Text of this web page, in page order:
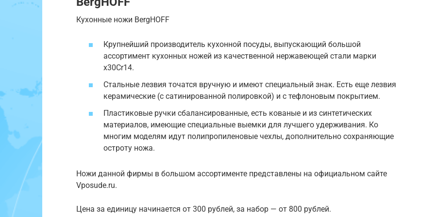
Кухонные ножи BergHOFF
Крупнейший производитель кухонной посуды, выпускающий большой
ассортимент кухонных ножей из качественной нержавеющей стали марки
x30Cr14.
Стальные лезвия точатся вручную и имеют специальный знак. Есть еще лезвия
керамические (с сатинированной полировкой) и с тефлоновым покрытием.
Пластиковые ручки сбалансированные, есть кованые и из синтетических
материалов, имеющие специальные выемки для лучшего удерживания. Ко
многим моделям идут полипропиленовые чехлы, дополнительно сохраняющие
остроту ножа.
Ножи данной фирмы в большом ассортименте представлены на официальном сайте
Vposude.ru.
Цена за единицу начинается от 300 рублей, за набор — от 800 рублей.